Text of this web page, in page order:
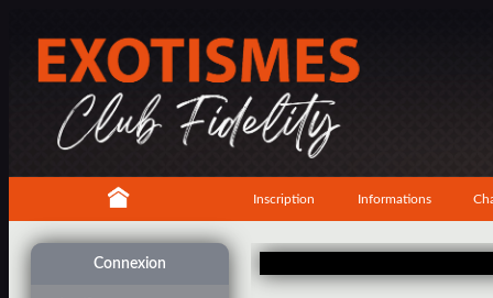
Inscription Informations
Connexion